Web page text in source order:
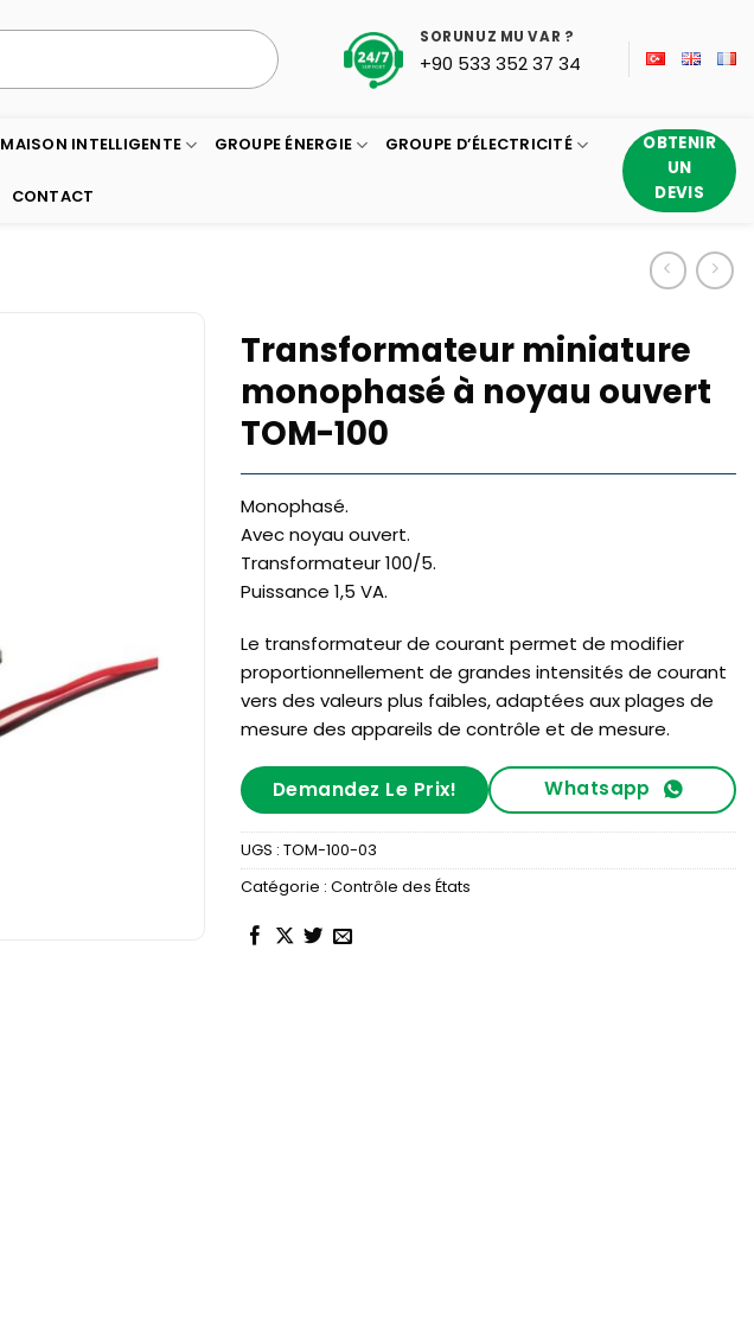
SORUNUZ MU VAR ?
+90 533 352 37 34
MAISON INTELLIGENTE GROUPE ÉNERGIE GROUPE D’ÉLECTRICITÉ
CONTACT
OBTENIR
UN
DEVIS
Transformateur miniature
monophasé à noyau ouvert
TOM-100
Monophasé.
Avec noyau ouvert.
Transformateur 100/5.
Puissance 1,5 VA.
Le transformateur de courant permet de modifier
proportionnellement de grandes intensités de courant
vers des valeurs plus faibles, adaptées aux plages de
mesure des appareils de contrôle et de mesure.
Demandez Le Prix! Whatsapp
UGS : TOM-100-03
Catégorie : Contrôle des États